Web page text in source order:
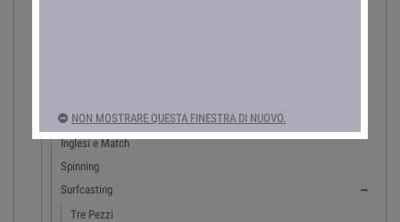
Fisse
Inglesi e Match
Spinning
Surfcasting

Tre Pezzi
NON MOSTRARE QUESTA FINESTRA DI NUOVO.